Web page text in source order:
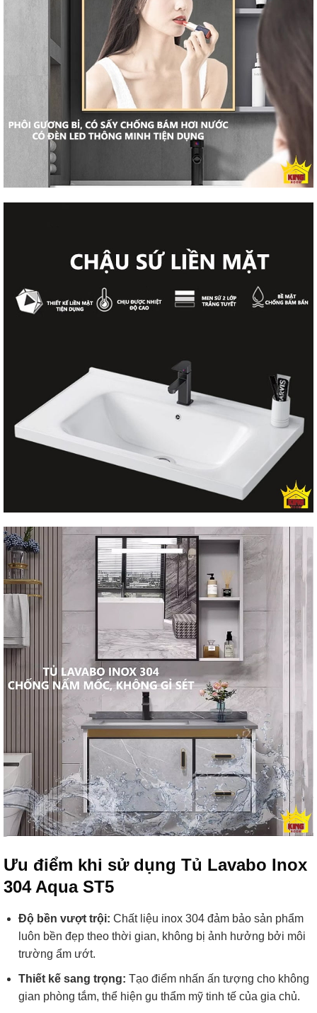
Ưu điểm khi sử dụng Tủ Lavabo Inox
304 Aqua ST5
Độ bền vượt trội: Chất liệu inox 304 đảm bảo sản phẩm
luôn bền đẹp theo thời gian, không bị ảnh hưởng bởi môi
trường ẩm ướt.
Thiết kế sang trọng: Tạo điểm nhấn ấn tượng cho không
gian phòng tắm, thể hiện gu thẩm mỹ tinh tế của gia chủ.